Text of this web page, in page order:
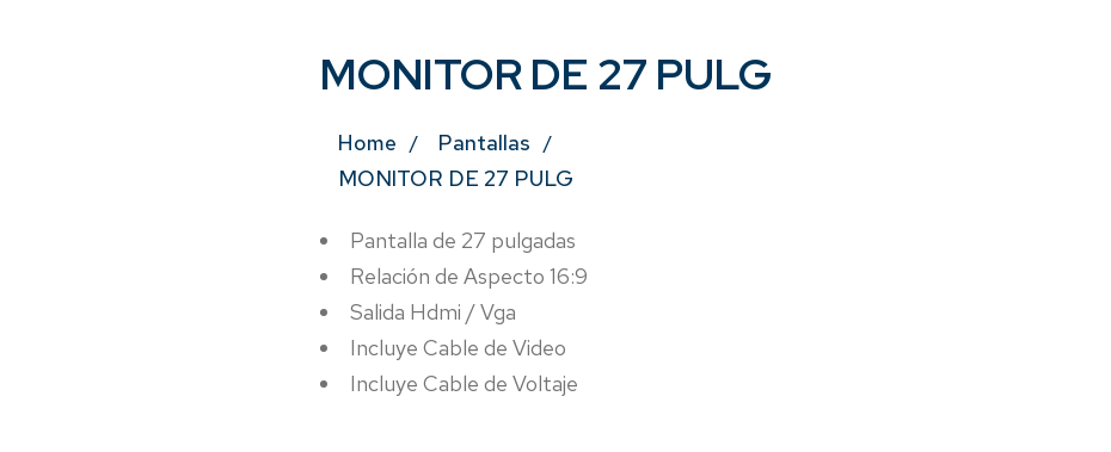
MONITOR DE 27 PULG
Home
Pantallas
MONITOR DE 27 PULG
Pantalla de 27 pulgadas
Relación de Aspecto 16:9
Salida Hdmi / Vga
Incluye Cable de Video
Incluye Cable de Voltaje